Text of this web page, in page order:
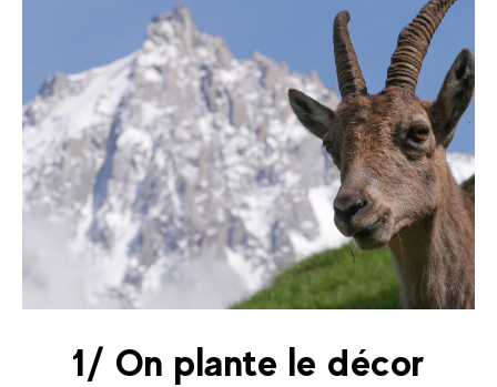
1/ On plante le décor